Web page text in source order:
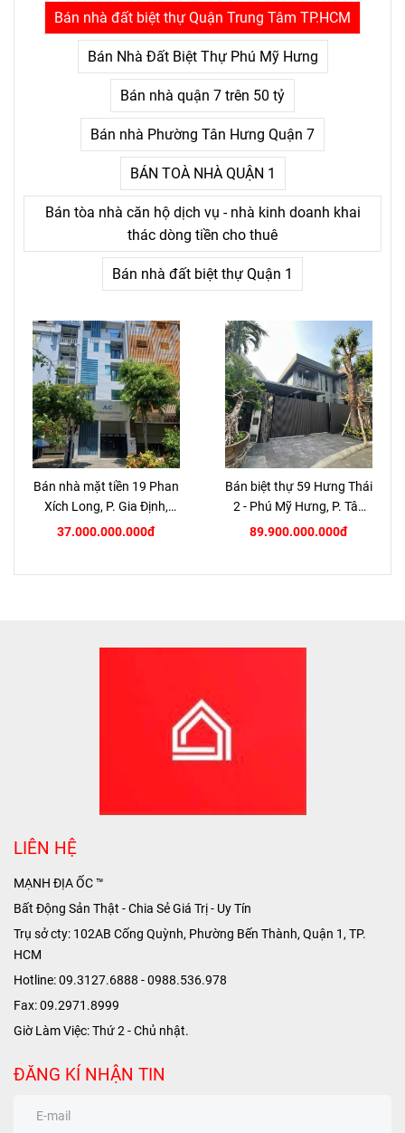
phải là khó khăn lớn, mà là
nỗi đau kéo dài không thấy
điểm kết.
Bán nhà đất biệt thự Quận Trung Tâm TP.HCM
Bán Nhà Đất Biệt Thự Phú Mỹ Hưng
Bán nhà quận 7 trên 50 tỷ
Bán nhà Phường Tân Hưng Quận 7
BÁN TOÀ NHÀ QUẬN 1
Bán tòa nhà căn hộ dịch vụ - nhà kinh doanh khai
thác dòng tiền cho thuê
Bán nhà đất biệt thự Quận 1
Bán nhà mặt tiền 19 Phan
Xích Long, P. Gia Định,
TP.HCM
37.000.000.000đ
Bán biệt thự 59 Hưng Thái
2 - Phú Mỹ Hưng, P. Tân
Hưng, Quận 7
89.900.000.000đ
LIÊN HỆ
MẠNH ĐỊA ỐC ™
Bất Động Sản Thật - Chia Sẻ Giá Trị - Uy Tín
Trụ sở cty: 102AB Cống Quỳnh, Phường Bến Thành, Quận 1, TP.
HCM
Hotline: 09.3127.6888 - 0988.536.978
Fax: 09.2971.8999
Giờ Làm Việc: Thứ 2 - Chủ nhật.
ĐĂNG KÍ NHẬN TIN